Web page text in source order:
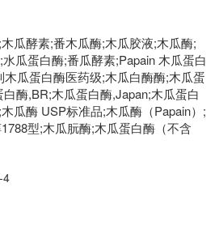
瓜酵素;番木瓜酶;木瓜胶液;木瓜酶;
瓜蛋白酶;番瓜酵素;Papain 木瓜蛋白
瓜蛋白酶医药级;木瓜白酶酶;木瓜蛋
酶,BR;木瓜蛋白酶,Japan;木瓜蛋白
瓜酶 USP标准品;木瓜酶（Papain）;
型;木瓜朊酶;木瓜蛋白酶（不含
4